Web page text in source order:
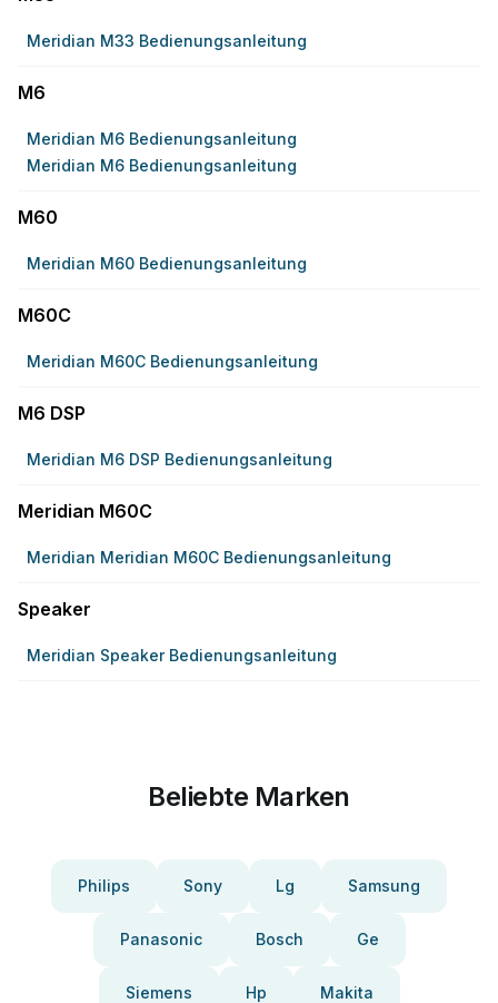
Meridian M33 Bedienungsanleitung
M6
Meridian M6 Bedienungsanleitung
Meridian M6 Bedienungsanleitung
M60
Meridian M60 Bedienungsanleitung
M60C
Meridian M60C Bedienungsanleitung
M6 DSP
Meridian M6 DSP Bedienungsanleitung
Meridian M60C
Meridian Meridian M60C Bedienungsanleitung
Speaker
Meridian Speaker Bedienungsanleitung
Beliebte Marken
Philips Sony Lg Samsung
Panasonic Bosch Ge
Siemens Hp Makita